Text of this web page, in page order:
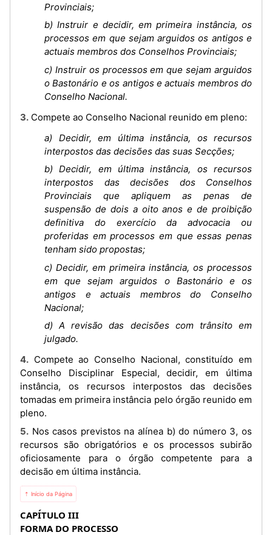
Provinciais;
b) Instruir e decidir, em primeira instância, os
processos em que sejam arguidos os antigos e
actuais membros dos Conselhos Provinciais;
c) Instruir os processos em que sejam arguidos
o Bastonário e os antigos e actuais membros do
Conselho Nacional.
3. Compete ao Conselho Nacional reunido em pleno:
a) Decidir, em última instância, os recursos
interpostos das decisões das suas Secções;
b) Decidir, em última instância, os recursos
interpostos das decisões dos Conselhos
Provinciais que apliquem as penas de
suspensão de dois a oito anos e de proibição
definitiva do exercício da advocacia ou
proferidas em processos em que essas penas
tenham sido propostas;
c) Decidir, em primeira instância, os processos
em que sejam arguidos o Bastonário e os
antigos e actuais membros do Conselho
Nacional;
d) A revisão das decisões com trânsito em
julgado.
4. Compete ao Conselho Nacional, constituído em
Conselho Disciplinar Especial, decidir, em última
instância, os recursos interpostos das decisões
tomadas em primeira instância pelo órgão reunido em
pleno.
5. Nos casos previstos na alínea b) do número 3, os
recursos são obrigatórios e os processos subirão
oficiosamente para o órgão competente para a
decisão em última instância.
⇡ Início da Página
CAPÍTULO III
FORMA DO PROCESSO